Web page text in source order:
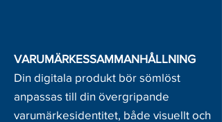
VARUMÄRKESSAMMANHÅLLNING
Din digitala produkt bör sömlöst
anpassas till din övergripande
varumärkesidentitet, både visuellt och